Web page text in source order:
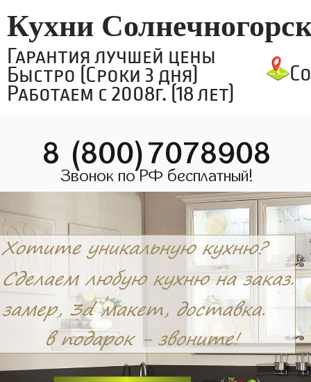
Кухни
Гарантия лучшей цены
Быстро (Сроки 3 дня)
Работаем с 2008г. (18 лет)
8 (800)7078908
Звонок по РФ бесплатный!